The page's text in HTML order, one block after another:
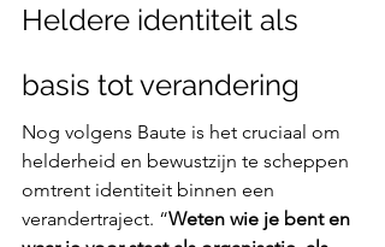
Heldere identiteit als
basis tot verandering
Nog volgens Baute is het cruciaal om
helderheid en bewustzijn te scheppen
omtrent identiteit binnen een
verandertraject. “Weten wie je bent en